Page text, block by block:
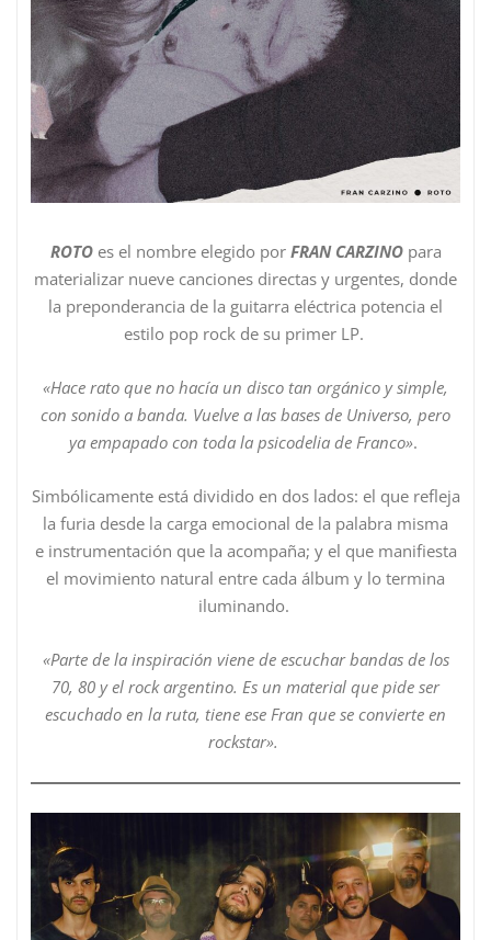
ROTOes el nombre elegido por FRAN CARZINOpara
materializar nueve canciones directas y urgentes, donde
la preponderancia de la guitarra eléctrica potencia el
estilo pop rock de su primer LP.
«Hace rato que no hacía un disco tan orgánico y simple,
con sonido a banda. Vuelve a las bases de Universo, pero
ya empapado con toda la psicodelia de Franco».
Simbólicamente está dividido en dos lados: el que refleja
la furia desde la carga emocional de la palabra misma
e instrumentación que la acompaña; y el que manifiesta
el movimiento natural entre cada álbum y lo termina
iluminando.
«Parte de la inspiración viene de escuchar bandas de los
70, 80 y el rock argentino. Es un material que pide ser
escuchado en la ruta, tiene ese Fran que se convierte en
rockstar».